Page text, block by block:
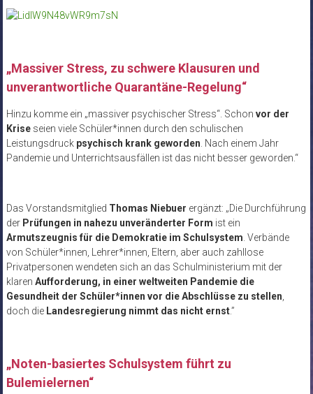
„Massiver Stress, zu schwere Klausuren und
unverantwortliche Quarantäne-Regelung“
Hinzu komme ein „massiver psychischer Stress“. Schon vor der
Kriseseien viele Schüler*innen durch den schulischen
Leistungsdruck psychisch krank geworden . Nach einem Jahr
Pandemie und Unterrichtsausfällen ist das nicht besser geworden.“
Das Vorstandsmitglied Thomas Niebuer ergänzt: „Die Durchführung
der Prüfungen in nahezu unveränderter Form ist ein
Armutszeugnis für die Demokratie im Schulsystem . Verbände
von Schüler*innen, Lehrer*innen, Eltern, aber auch zahllose
Privatpersonen wendeten sich an das Schulministerium mit der
klaren Aufforderung, in einer weltweiten Pandemie die
Gesundheit der Schüler*innen vor die Abschlüsse zu stellen
doch die Landesregierung nimmt das nicht ernst.”
„Noten-basiertes Schulsystem führt zu
Bulemielernen“